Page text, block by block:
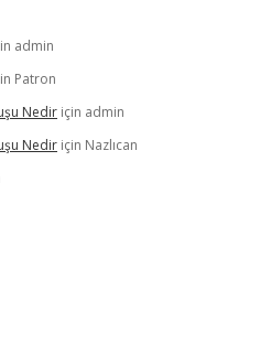
admin
Patron
Nedir için admin
Nedir için Nazlıcan